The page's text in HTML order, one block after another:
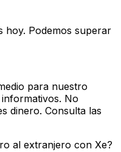
hoy. Podemos superar
para nuestro
No
dinero. Consulta las
al extranjero con Xe?